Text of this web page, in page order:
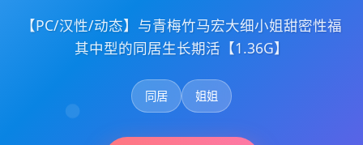
【PC/汉性/动态】与青梅竹马宏大细小姐甜密性福
其中型的同居生长期活【1.36G】
同居 姐姐